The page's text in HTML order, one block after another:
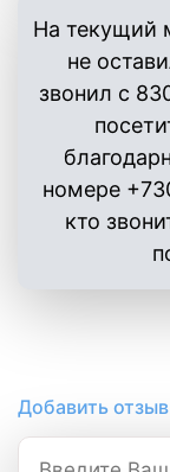
На текущий
не
звонил с
номере
кто
Добавить отзыв